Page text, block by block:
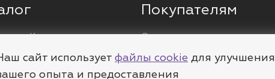
Кольца
Цепи
Пирсинг
Покупателям
О компании
Доставка
Полезное
сайт использует файлы cookie для улучшения
опыта и предоставления